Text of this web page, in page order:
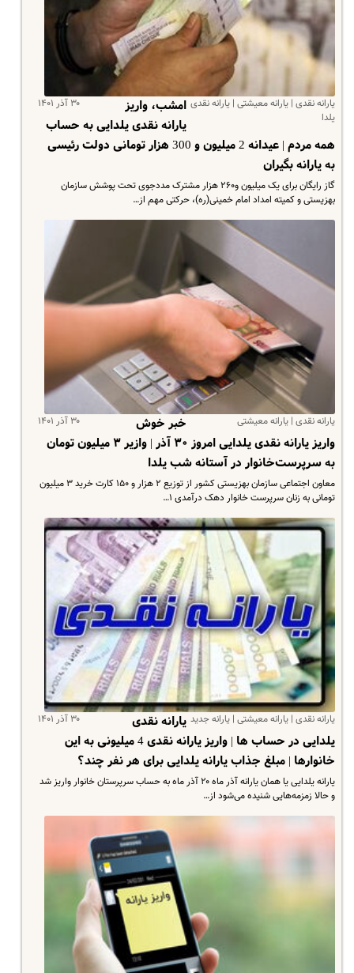
یارانه نقدی | یارانه معیشتی | یارانه نقدی
یلدا
۳۰ آذر ۱۴۰۱
امشب، واریز
یارانه نقدی یلدایی به حساب
همه مردم | عیدانه 2 میلیون و 300 هزار تومانی دولت رئیسی
به یارانه بگیران
گاز رایگان برای یک میلیون و۲۶۰ هزار مشترک مددجوی تحت پوشش سازمان
بهزیستی و کمیته امداد امام خمینی(ره)، حرکتی مهم از…
یارانه نقدی | یارانه معیشتی ۳۰ آذر ۱۴۰۱
خبر خوش
واریز یارانه نقدی یلدایی امروز ۳۰ آذر | وازیر ۳ میلیون تومان
به سرپرست‌خانوار در آستانه شب یلدا
معاون اجتماعی سازمان بهزیستی کشور از توزیع ۲ هزار و ۱۵۰ کارت خرید ۳ میلیون
تومانی به زنان سرپرست خانوار دهک درآمدی ۱…
یارانه نقدی | یارانه معیشتی | یارانه جدید ۳۰ آذر ۱۴۰۱
یارانه نقدی
یلدایی در حساب ها | واریز یارانه نقدی 4 میلیونی به این
خانوارها | مبلغ جذاب یارانه یلدایی برای هر نفر چند؟
یارانه یلدایی یا همان یارانه آذر ماه ۲۰ آذر ماه به حساب سرپرستان خانوار واریز شد
و حالا زمزمه‌هایی شنیده می‌شود از…